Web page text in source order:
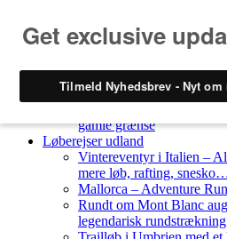
Løberejser Danmark
gamle grænse
Løberejser udland
Vintereventyr i Italien –
mere løb, rafting,
Mallorca – Adventure
Rundt om Mont Blanc
legendarisk